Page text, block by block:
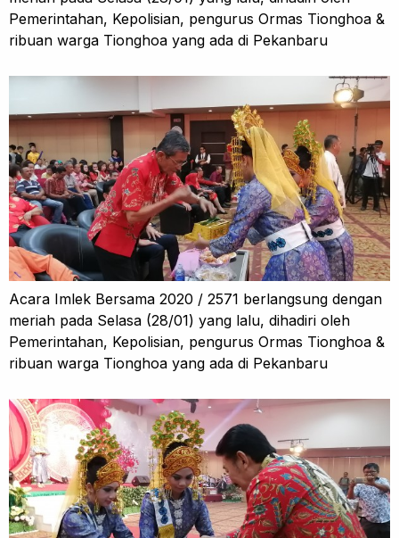
Pemerintahan, Kepolisian, pengurus Ormas Tionghoa &
ribuan warga Tionghoa yang ada di Pekanbaru
Acara Imlek Bersama 2020 / 2571 berlangsung dengan
meriah pada Selasa (28/01) yang lalu, dihadiri oleh
Pemerintahan, Kepolisian, pengurus Ormas Tionghoa &
ribuan warga Tionghoa yang ada di Pekanbaru